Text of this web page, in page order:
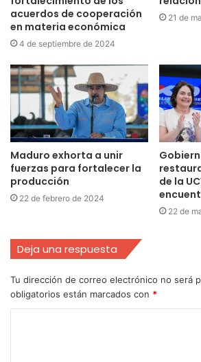
acuerdos de cooperación
en materia económica
4 de septiembre de 2024
21 de
Maduro exhorta a unir
fuerzas para fortalecer la
producción
22 de febrero de 2024
de la
22 de
Deja una respuesta
Tu dirección de correo electrónico no será
obligatorios están marcados con *